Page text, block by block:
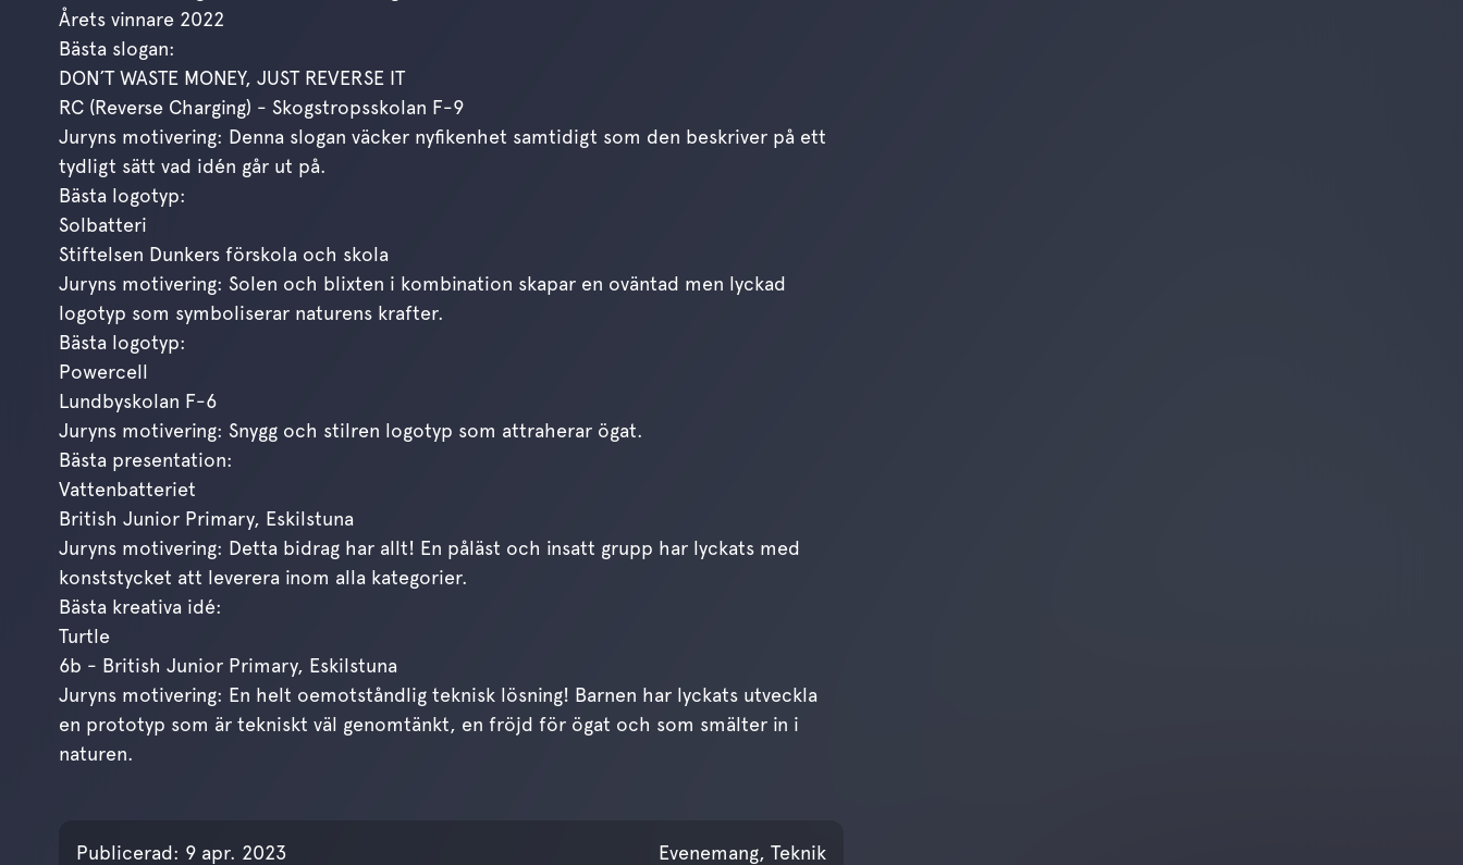
Årets vinnare 2022
Bästa slogan:
DON´T WASTE MONEY, JUST REVERSE IT
RC (Reverse Charging) - Skogstropsskolan F-9
Juryns motivering: Denna slogan väcker nyfikenhet samtidigt som den beskriver på ett
tydligt sätt vad idén går ut på.
Bästa logotyp:
Solbatteri
Stiftelsen Dunkers förskola och skola
Juryns motivering: Solen och blixten i kombination skapar en oväntad men lyckad
logotyp som symboliserar naturens krafter.
Bästa logotyp:
Powercell
Lundbyskolan F-6
Juryns motivering: Snygg och stilren logotyp som attraherar ögat.
Bästa presentation:
Vattenbatteriet
British Junior Primary, Eskilstuna
Juryns motivering: Detta bidrag har allt! En påläst och insatt grupp har lyckats med
konststycket att leverera inom alla kategorier.
Bästa kreativa idé:
Turtle
6b - British Junior Primary, Eskilstuna
Juryns motivering: En helt oemotståndlig teknisk lösning! Barnen har lyckats utveckla
en prototyp som är tekniskt väl genomtänkt, en fröjd för ögat och som smälter in i
naturen.
Publicerad: 9 apr. 2023Publicerades den Evenemang, Teknik